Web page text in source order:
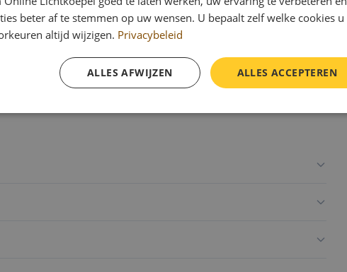
de exacte prijs.
beter af te stemmen op uw wensen. U bepaalt zelf welke cookies u
altijd wijzigen. Privacybeleid
ALLES ACCEPTEREN
ALLES AFWIJZEN